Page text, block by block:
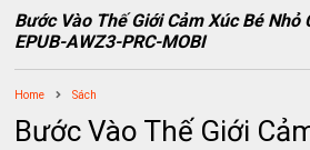
Bước Vào Thế Giới Cảm Xúc Bé Nhỏ
EPUB-AWZ3-PRC-MOBI
Home Sách
Bước Vào Thế Giới